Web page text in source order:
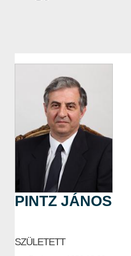
PINTZ JÁNOS
SZÜLETETT